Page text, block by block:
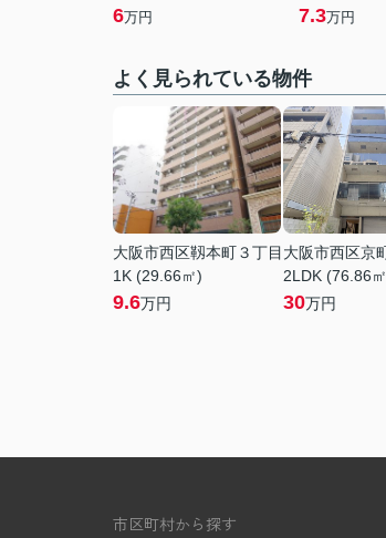
6万円 7.3万円
よく見られている物件
大阪市西区靱本町３丁目
1K (29.66㎡)
9.6万円
大阪市西区京
2LDK (76.86
30万円
市区町村から探す